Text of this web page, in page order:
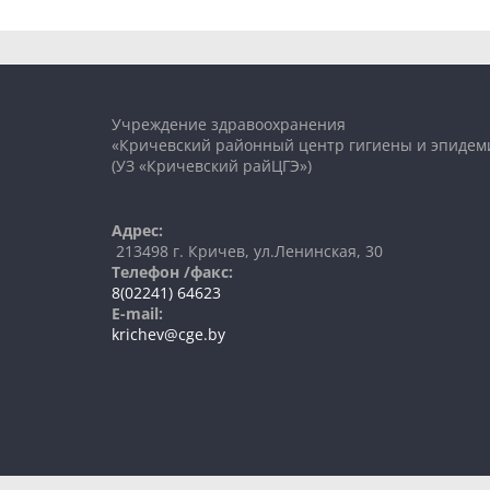
Учреждение здравоохранения
«Кричевский районный центр гигиены и
(УЗ «Кричевский райЦГЭ»)
Адрес:
213498 г. Кричев, ул.Ленинская, 30
Телефон /факс:
8(02241) 64623
E-mail:
krichev@cge.by